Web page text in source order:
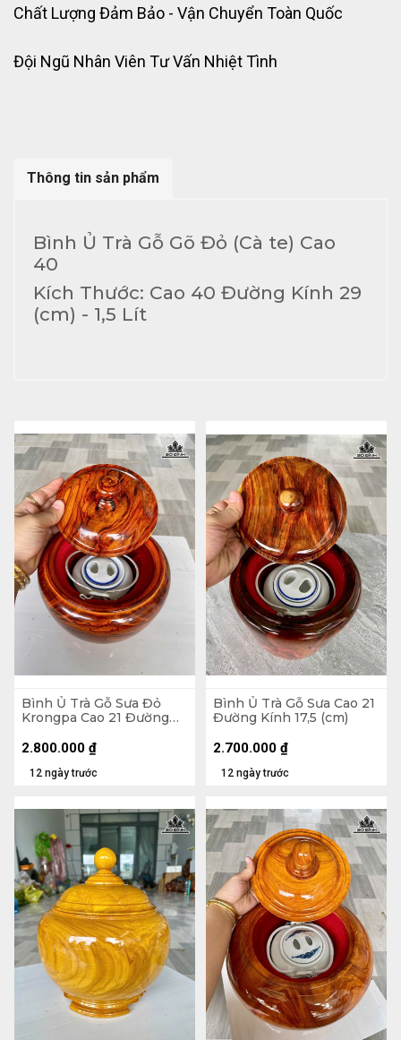
Chất Lượng Đảm Bảo - Vận Chuyển Toàn Quốc
Đội Ngũ Nhân Viên Tư Vấn Nhiệt Tình
Thông tin sản phẩm
Bình Ủ Trà Gỗ Gõ Đỏ (Cà te) Cao
40
Kích Thước: Cao 40 Đường Kính 29
(cm) - 1,5 Lít
Bình Ủ Trà Gỗ Sưa Đỏ
Krongpa Cao 21 Đường
0,5 Lít
12 ngày trước
2.800.000 ₫
Bình Ủ Trà Gỗ Sưa Cao 21
Đường Kính 17,5 (cm)
12 ngày trước
2.700.000 ₫